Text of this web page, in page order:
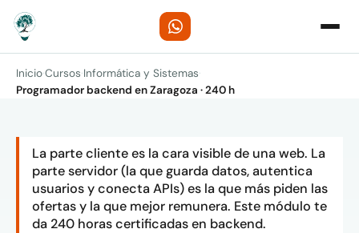
Inicio·Cursos·Informática y Sistemas·
Programador backend en Zaragoza · 240 h
La parte cliente es la cara visible de una web. La
parte servidor (la que guarda datos, autentica
usuarios y conecta APIs) es la que más piden las
ofertas y la que mejor remunera. Este módulo te
da 240 horas certificadas en backend.